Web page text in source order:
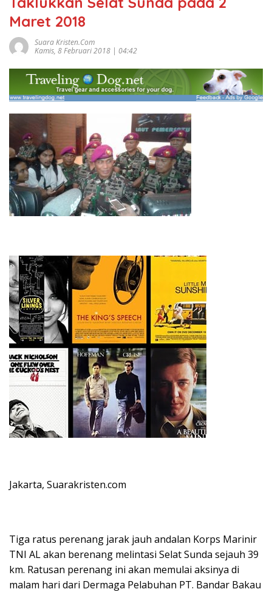
Maret 2018
Suara Kristen.com
Kamis, 8 Februari 2018 | 04:42
Jakarta, Suarakristen.com
Tiga ratus perenang jarak jauh andalan Korps Marinir
TNI AL akan berenang melintasi Selat Sunda sejauh 39
km. Ratusan perenang ini akan memulai aksinya di
malam hari dari Dermaga Pelabuhan PT. Bandar Bakau